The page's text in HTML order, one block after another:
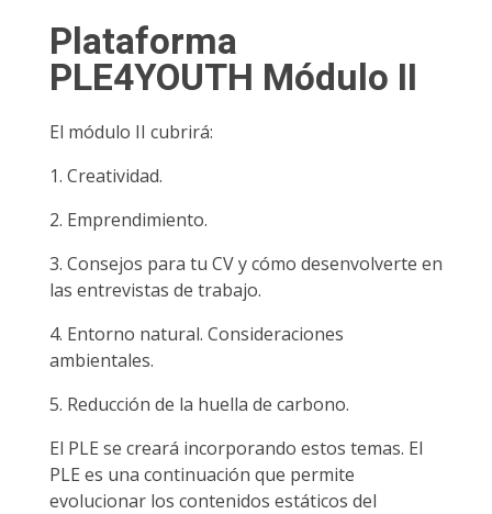
Plataforma
PLE4YOUTH Módulo II
El módulo II cubrirá:
1. Creatividad.
2. Emprendimiento.
3. Consejos para tu CV y ​​cómo desenvolverte en
las entrevistas de trabajo.
4. Entorno natural. Consideraciones
ambientales.
5. Reducción de la huella de carbono.
El PLE se creará incorporando estos temas. El
PLE es una continuación que permite
evolucionar los contenidos estáticos del